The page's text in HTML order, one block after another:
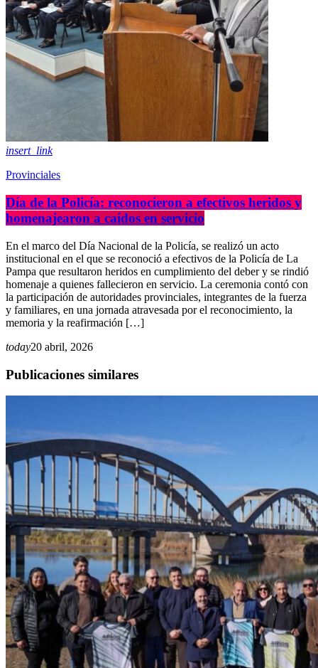
insert_link
Provinciales
Día de la Policía: reconocieron a efectivos heridos y
homenajearon a caídos en servicio
En el marco del Día Nacional de la Policía, se realizó un acto
institucional en el que se reconoció a efectivos de la Policía de La
Pampa que resultaron heridos en cumplimiento del deber y se rindió
homenaje a quienes fallecieron en servicio. La ceremonia contó con
la participación de autoridades provinciales, integrantes de la fuerza
y familiares, en una jornada atravesada por el reconocimiento, la
memoria y la reafirmación […]
today20 abril, 2026
Publicaciones similares